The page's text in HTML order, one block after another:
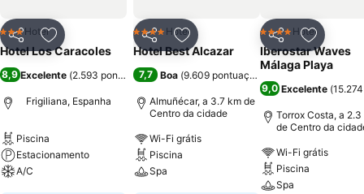
poderá usufruir do jardim e da piscina exterior (sazonal) e ainda
disfrutar de actividades como o ciclismo, equitação, kayak,
canoagem, andar de moto e fazer caminhadas nos inúmeros trilhos
da zona e deslumbra-se com as extraordinárias vistas.
PartilharAdicionar aos favoritos
3 Estrelas
Hotel
Hotel Los Caracoles
8,9 Excelente (2.593 pontuações )
Frigiliana, Espanha
Piscina
Estacionamento
A/C
PartilharAdicionar aos favoritos
4 EstrelasHotel
Hotel Best Alcazar
7,7 Boa (9.609 pontuações
Almuñécar, a 3.7 km de
Centro da cidade
Wi-Fi grátis
Piscina
Spa
Partilhar
4 EstrelasHotel
Iberostar Waves
Málaga Playa
9,0 Excelente (
Torrox Costa, a 2.3
de Centro da
Wi-Fi grátis
Piscina
Spa